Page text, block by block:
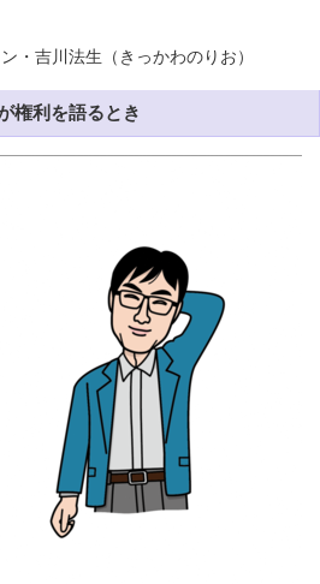
・吉川法生（きっかわのりお）
権利を語るとき